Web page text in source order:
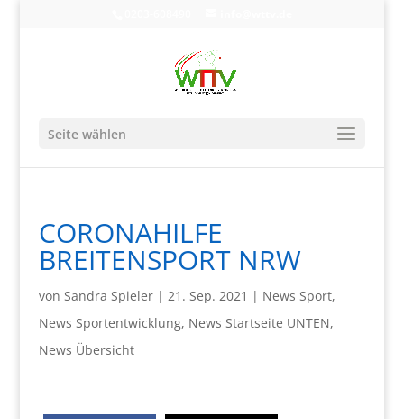
Seite wählen
CORONAHILFE
BREITENSPORT NRW
von Sandra Spieler| 21. Sep. 2021 | News Sport,
News Sportentwicklung, News Startseite UNTEN,
News Übersicht